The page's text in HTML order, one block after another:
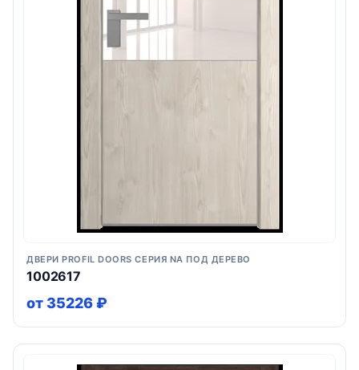
ДВЕРИ PROFIL DOORS СЕРИЯ NA ПОД ДЕРЕВО
1002617
от 35226 ₽